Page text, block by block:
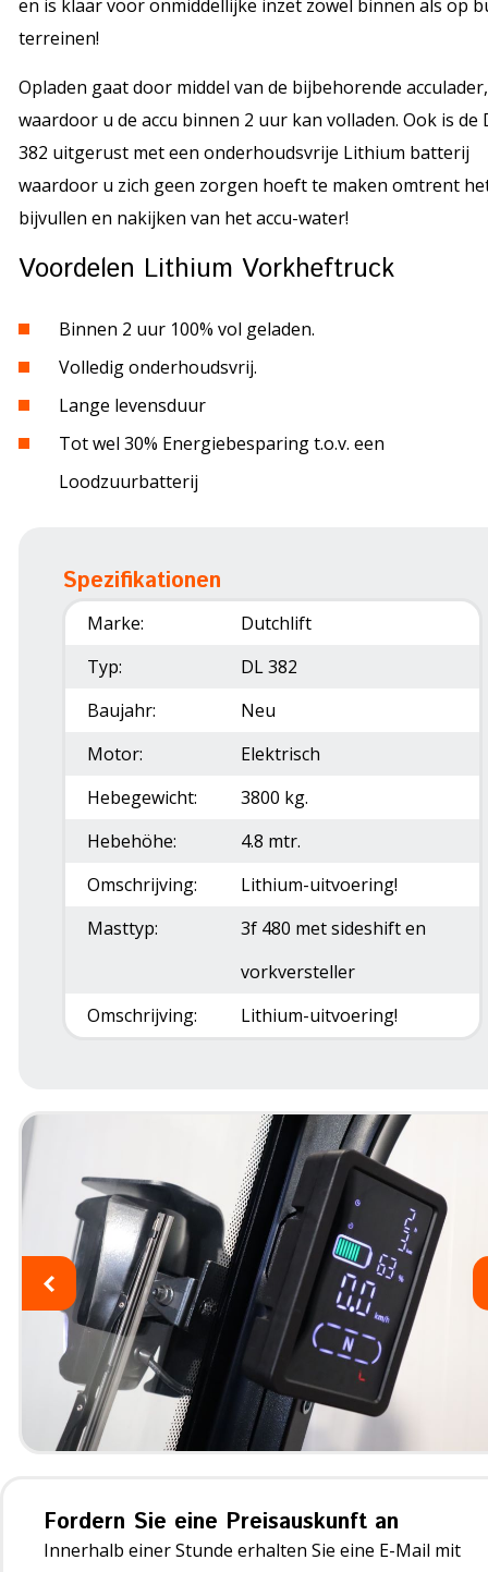
en is klaar voor onmiddellijke inzet zowel binnen als op
terreinen!
Opladen gaat door middel van de bijbehorende acculader,
waardoor u de accu binnen 2 uur kan volladen. Ook is de
382 uitgerust met een onderhoudsvrije Lithium batterij
waardoor u zich geen zorgen hoeft te maken omtrent
bijvullen en nakijken van het accu-water!
Voordelen Lithium Vorkheftruck
Binnen 2 uur 100% vol geladen.
Volledig onderhoudsvrij.
Lange levensduur
Tot wel 30% Energiebesparing t.o.v. een
Loodzuurbatterij
Spezifikationen
Marke:
Dutchlift
Typ:
DL 382
Baujahr:
Neu
Motor:
Elektrisch
Hebegewicht:
3800 kg.
Hebehöhe:
4.8 mtr.
Omschrijving:
Lithium-uitvoering!
Masttyp:
3f 480 met sideshift en
vorkversteller
Omschrijving:
Lithium-uitvoering!
Fordern Sie eine Preisauskunft an
Innerhalb einer Stunde erhalten Sie eine E-Mail mit